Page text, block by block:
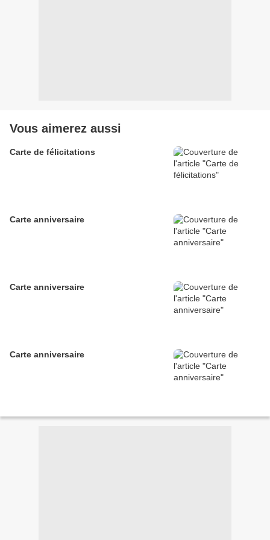
Vous aimerez aussi
Carte de félicitations
Carte anniversaire
Carte anniversaire
Carte anniversaire